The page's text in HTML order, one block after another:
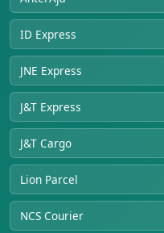
ID Express
JNE Express
J&T Express
J&T Cargo
Lion Parcel
NCS Courier